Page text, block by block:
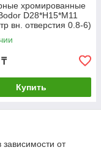
хромированные
D28*H15*М11
вн. отверстия 0.8-6)
₸
Купить
от